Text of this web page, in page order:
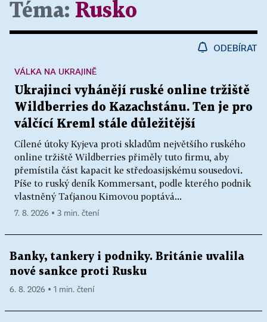
Téma: Rusko
ODEBÍRAT
Ukrajinci vyhánějí ruské online tržiště
Wildberries do Kazachstánu. Ten je pro
válčící Kreml stále důležitější
Cílené útoky Kyjeva proti skladům největšího ruského
online tržiště Wildberries přiměly tuto firmu, aby
přemístila část kapacit ke středoasijskému sousedovi.
Píše to ruský deník Kommersant, podle kterého podnik
vlastněný Taťjanou Kimovou poptává...
VÁLKA NA UKRAJINĚ
7. 8. 2026 ▪ 3 min. čtení
Banky, tankery i podniky. Británie uvalila
nové sankce proti Rusku
6. 8. 2026 ▪ 1 min. čtení